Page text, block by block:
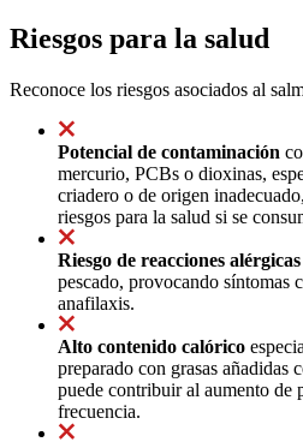
Riesgos para la salud
Reconoce los riesgos asociados al
Potencial de contaminación
mercurio, PCBs o dioxinas,
criadero o de origen
riesgos para la salud si se
Riesgo de reacciones alérgicas
pescado, provocando síntomas
anafilaxis.
Alto contenido calórico
preparado con grasas añadidas
puede contribuir al aumento de
frecuencia.